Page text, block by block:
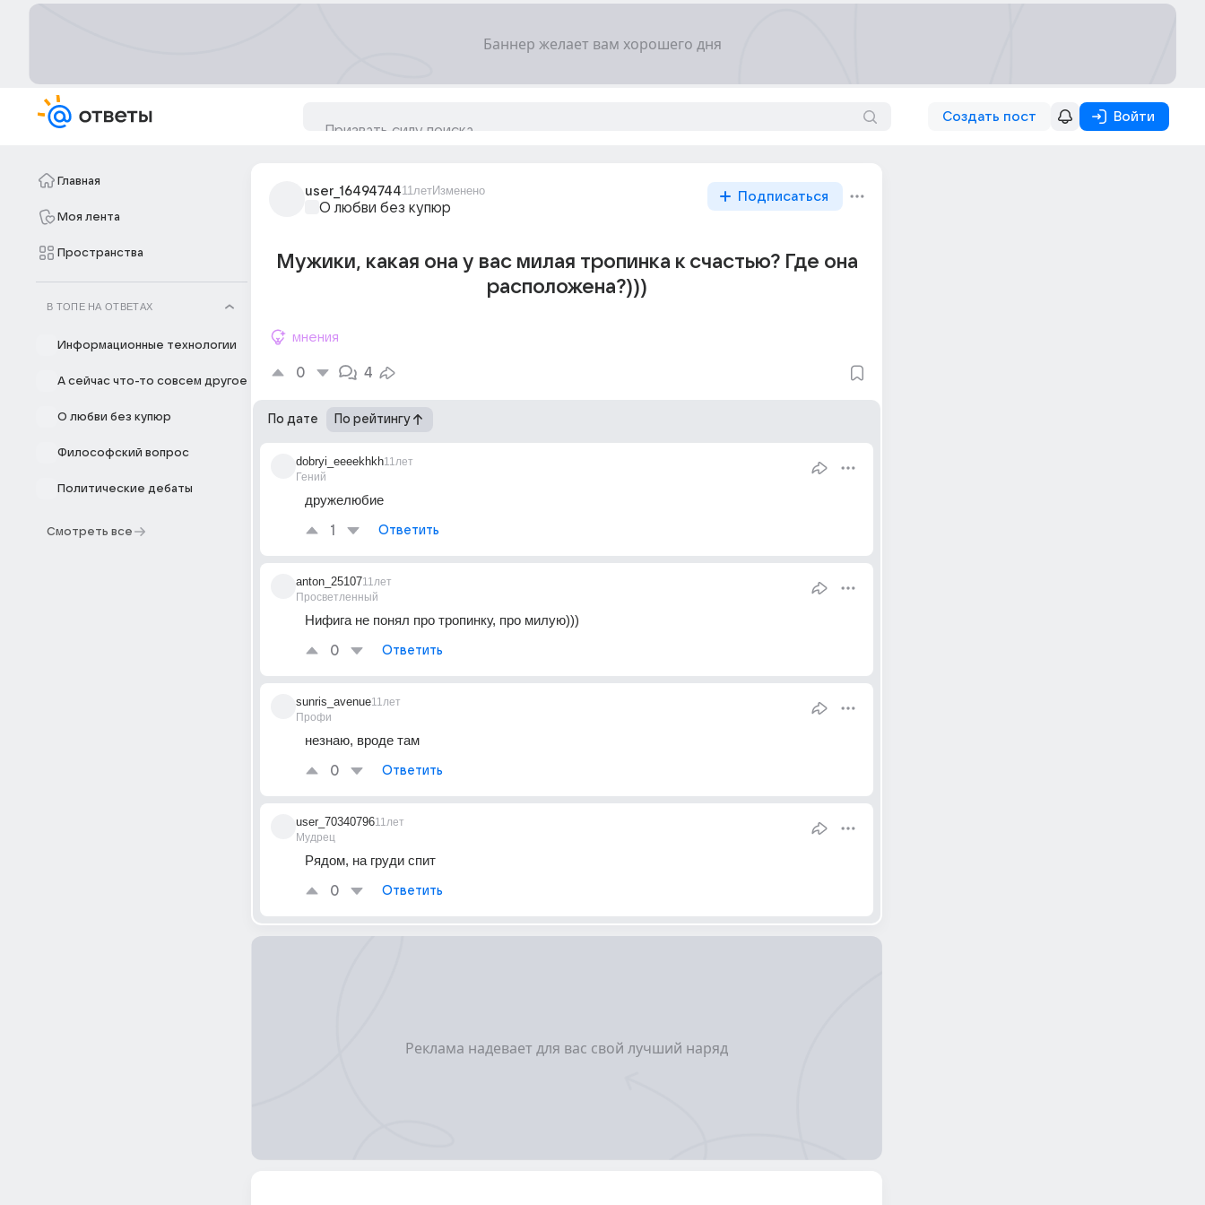
Создать пост Войти
Главная
Моя лента
Пространства
В ТОПЕ НА ОТВЕТАХ
Информационные технологии
А сейчас что-то совсем другое
О любви без купюр
Философский вопрос
Политические дебаты
Смотреть все
user_1649474411летИзменено
О любви без купюр
Подписаться
Мужики, какая она у вас милая тропинка к счастью? Где она
расположена?)))
мнения
0 4
По дате По рейтингу
dobryi_eeeekhkh
Гений
11лет
дружелюбие
1 Ответить
anton_25107
Просветленный
11лет
Нифига не понял про тропинку, про милую)))
0 Ответить
sunris_avenue
Профи
11лет
незнаю, вроде там
0 Ответить
user_70340796
Мудрец
11лет
Рядом, на груди спит
0 Ответить